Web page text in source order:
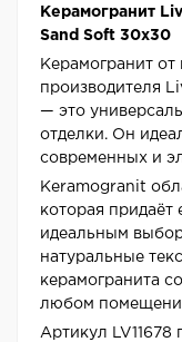
Керамогранит
Sand Soft 30x30
Керамогранит от
производителя
— это
отделки. Он
современных и
Keramogranit
которая
идеальным
натуральные
керамогранита
любом
Артикул LV11678